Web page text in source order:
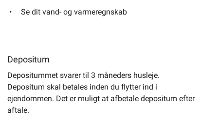
Se dit vand- og varmeregnskab
Depositum
Depositummet svarer til 3 måneders husleje.
Depositum skal betales inden du flytter ind i
ejendommen. Det er muligt at afbetale depositum efter
aftale.